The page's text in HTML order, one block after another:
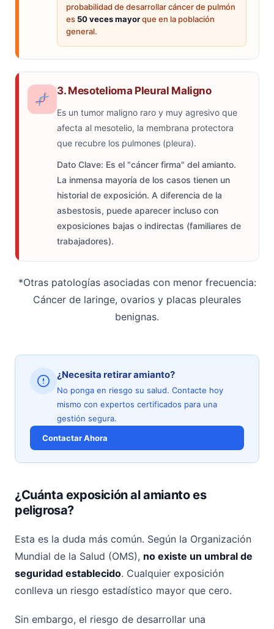
probabilidad de desarrollar cáncer de pulmón
es 50 veces mayorque en la población
general.
3. Mesotelioma Pleural Maligno
Es un tumor maligno raro y muy agresivo que
afecta al mesotelio, la membrana protectora
que recubre los pulmones (pleura).
Dato Clave: Es el "cáncer firma" del amianto.
La inmensa mayoría de los casos tienen un
historial de exposición. A diferencia de la
asbestosis, puede aparecer incluso con
exposiciones bajas o indirectas (familiares de
trabajadores).
*Otras patologías asociadas con menor frecuencia:
Cáncer de laringe, ovarios y placas pleurales
benignas.
¿Necesita retirar amianto?
No ponga en riesgo su salud. Contacte hoy
mismo con expertos certificados para una
gestión segura.
Contactar Ahora
¿Cuánta exposición al amianto es
peligrosa?
Esta es la duda más común. Según la Organización
Mundial de la Salud (OMS), no existe un umbral de
seguridad establecido. Cualquier exposición
conlleva un riesgo estadístico mayor que cero.
Sin embargo, el riesgo de desarrollar una